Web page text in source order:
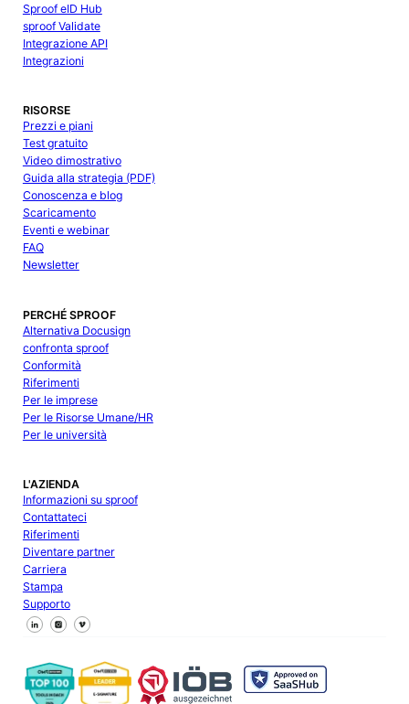
Sproof eID Hub
sproof Validate
Integrazione API
Integrazioni
RISORSE
Prezzi e piani
Test gratuito
Video dimostrativo
Guida alla strategia (PDF)
Conoscenza e blog
Scaricamento
Eventi e webinar
FAQ
Newsletter
PERCHÉ SPROOF
Alternativa Docusign
confronta sproof
Conformità
Riferimenti
Per le imprese
Per le Risorse Umane/HR
Per le università
L'AZIENDA
Informazioni su sproof
Contattateci
Riferimenti
Diventare partner
Carriera
Stampa
Supporto
Seguici su Facebook
Seguici su X
Seguici su LinkedIn